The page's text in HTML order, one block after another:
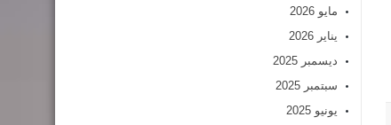
مايو 2026
يناير 2026
ديسمبر 2025
سبتمبر 2025
يونيو 2025